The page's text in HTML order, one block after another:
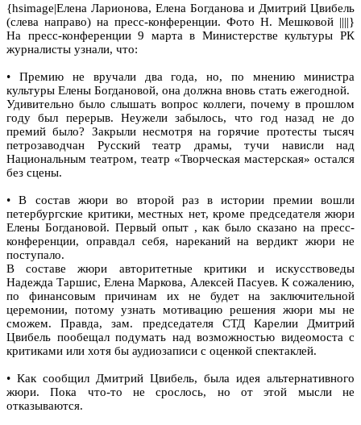
{hsimage|Елена Ларионова, Елена Богданова и Дмитрий Цвибель
(слева направо) на пресс-конференции. Фото Н. Мешковой ||||}
На пресс-конференции 9 марта в Министерстве культуры РК
журналисты узнали, что:
• Премию не вручали два года, но, по мнению министра
культуры Елены Богдановой, она должна вновь стать ежегодной.
Удивительно было слышать вопрос коллеги, почему в прошлом
году был перерыв. Неужели забылось, что год назад не до
премий было? Закрыли несмотря на горячие протесты тысяч
петрозаводчан Русский театр драмы, тучи нависли над
Национальным театром, театр «Творческая мастерская» остался
без сцены.
• В состав жюри во второй раз в истории премии вошли
петербургские критики, местных нет, кроме председателя жюри
Елены Богдановой. Первый опыт , как было сказано на пресс-
конференции, оправдал себя, нареканий на вердикт жюри не
поступало.
В составе жюри авторитетные критики и искусствоведы
Надежда Таршис, Елена Маркова, Алексей Пасуев. К сожалению,
по финансовым причинам их не будет на заключительной
церемонии, потому узнать мотивацию решения жюри мы не
сможем. Правда, зам. председателя СТД Карелии Дмитрий
Цвибель пообещал подумать над возможностью видеомоста с
критиками или хотя бы аудиозаписи с оценкой спектаклей.
• Как сообщил Дмитрий Цвибель, была идея альтернативного
жюри. Пока что-то не срослось, но от этой мысли не
отказываются.